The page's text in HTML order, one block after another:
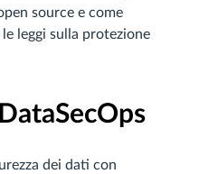
source e come
leggi sulla protezione
dei dati con